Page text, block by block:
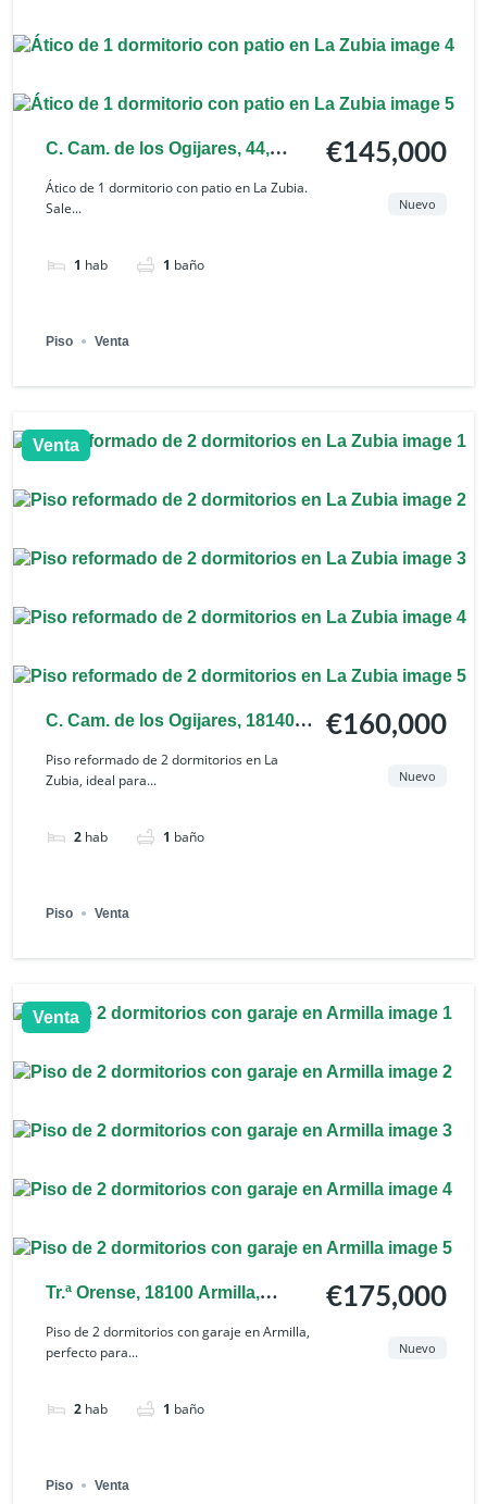
C. Cam. de los Ogijares, 44,
18140 La Zubia, Granada,
Ático de 1 dormitorio con patio en La Zubia.
Sale...
1 hab 1 baño
€145,000
Nuevo
Piso Venta
Venta
C. Cam. de los Ogijares, 18140
La Zubia, Granada, España
Piso reformado de 2 dormitorios en La
Zubia, ideal para...
2 hab 1 baño
€160,000
Nuevo
Piso Venta
Venta
Tr.ª Orense, 18100 Armilla,
Granada, España
Piso de 2 dormitorios con garaje en Armilla,
perfecto para...
2 hab 1 baño
€175,000
Nuevo
Piso Venta